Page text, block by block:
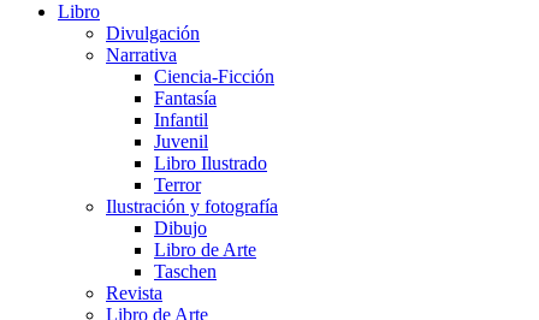
Libro
Divulgación
Narrativa
Ciencia-Ficción
Fantasía
Infantil
Juvenil
Libro Ilustrado
Terror
Ilustración y fotografía
Dibujo
Libro de Arte
Taschen
Revista
Libro de Arte